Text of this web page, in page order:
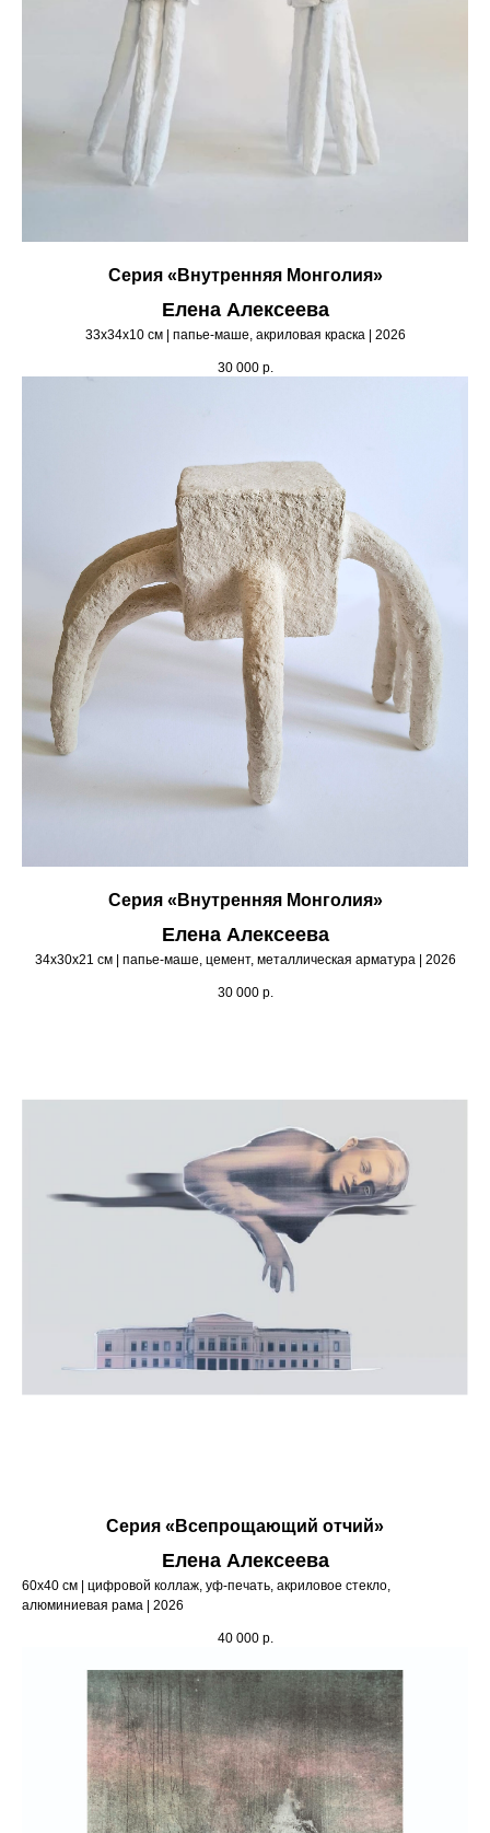
Серия «Внутренняя Монголия»
Елена Алексеева
33х34х10 см | папье-маше, акриловая краска | 2026
30 000 р.
Серия «Внутренняя Монголия»
Елена Алексеева
34х30х21 см | папье-маше, цемент, металлическая арматура | 2026
30 000 р.
Серия «Всепрощающий отчий»
Елена Алексеева
60х40 см | цифровой коллаж, уф-печать, акриловое стекло,
алюминиевая рама | 2026
40 000 р.